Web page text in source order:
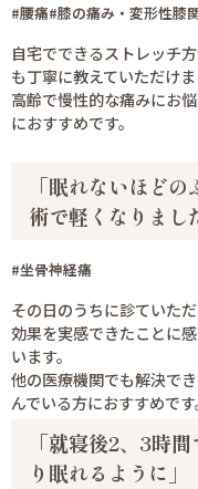
#腰痛#膝の痛み・変形性膝
自宅でできるストレッチ
も丁寧に教えていただけま
高齢で慢性的な痛みにお
におすすめです。
「眠れないほど
術で軽くなりまし
#坐骨神経痛
その日のうちに診ていた
効果を実感できたことに
います。
他の医療機関でも解決で
んでいる方におすすめです
「就寝後2、3時
り眠れるように」